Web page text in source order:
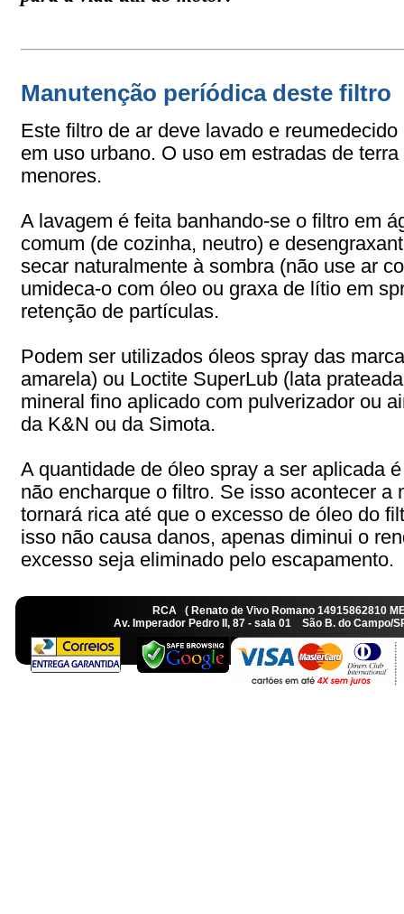
Manutenção períódica deste filtro
Este filtro de ar deve lavado e
em uso urbano. O uso em estradas de
menores.
A lavagem é feita banhando-se o filtro em
comum (de cozinha, neutro) e
secar naturalmente à sombra (não use ar
umideca-o com óleo ou graxa de lítio em
retenção de partículas.
Podem ser utilizados óleos spray das
amarela) ou Loctite SuperLub (lata
mineral fino aplicado com pulverizador ou
da K&N ou da Simota.
A quantidade de óleo spray a ser aplicada
não encharque o filtro. Se isso acontecer a
tornará rica até que o excesso de óleo do
isso não causa danos, apenas diminui o
excesso seja eliminado pelo escapamento.
RCA ( Renato de Vivo Romano
Av. Imperador Pedro II, 87 - sala 01 São B. do